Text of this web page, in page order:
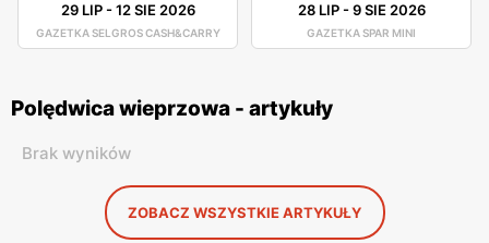
29 LIP-12 SIE 2026
GAZETKA SELGROS CASH&CARRY
28 LIP-9 SIE 2026
GAZETKA SPAR MINI
Polędwica wieprzowa - artykuły
Brak wyników
ZOBACZ WSZYSTKIE ARTYKUŁY